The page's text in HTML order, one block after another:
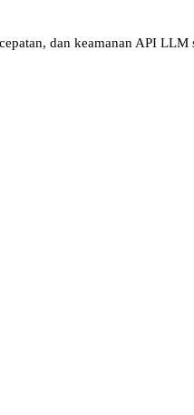
dan keamanan API